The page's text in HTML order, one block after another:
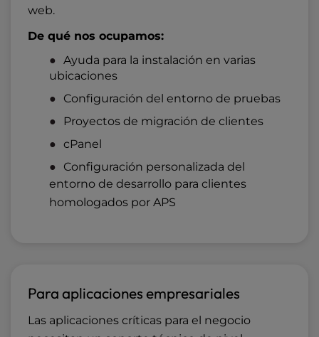
web.
De qué nos ocupamos:
Ayuda para la instalación en varias
ubicaciones
Configuración del entorno de pruebas
Proyectos de migración de clientes
cPanel
Configuración personalizada del
entorno de desarrollo para clientes
homologados por APS
Para aplicaciones empresariales
Las aplicaciones críticas para el negocio